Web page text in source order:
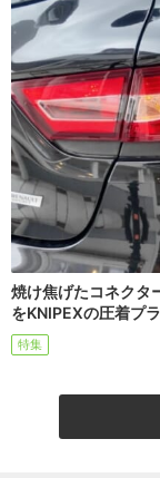
焼け焦げたコネクタ
をKNIPEXの圧着プ
特集